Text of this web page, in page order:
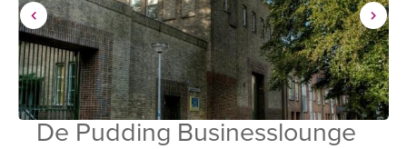
De Pudding Businesslounge